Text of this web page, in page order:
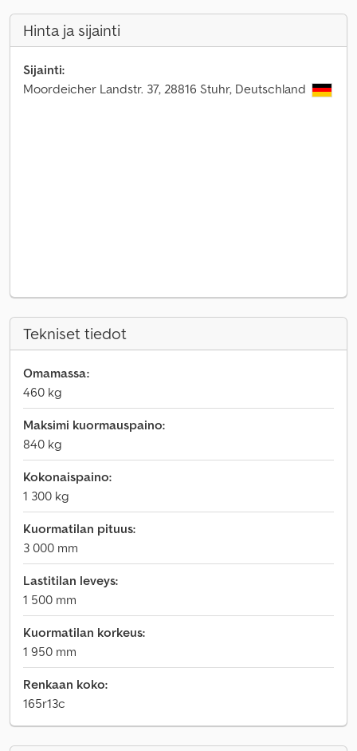
Hinta ja sijainti
Sijainti:
Moordeicher Landstr. 37, 28816 Stuhr, Deutschland
Tekniset tiedot
Omamassa:
460 kg
Maksimi kuormauspaino:
840 kg
Kokonaispaino:
1 300 kg
Kuormatilan pituus:
3 000 mm
Lastitilan leveys:
1 500 mm
Kuormatilan korkeus:
1 950 mm
Renkaan koko:
165r13c